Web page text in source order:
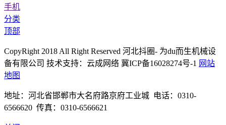
手机
分类
顶部
CopyRight 2018 All Right Reserved 河北抖圈- 为du而生机械设
备有限公司 技术支持：云成网络 冀ICP备16028274号-1 网站
地图
地址：河北省邯郸市大名府路京府工业城 电话：0310-
6566620 传真：0310-6566621